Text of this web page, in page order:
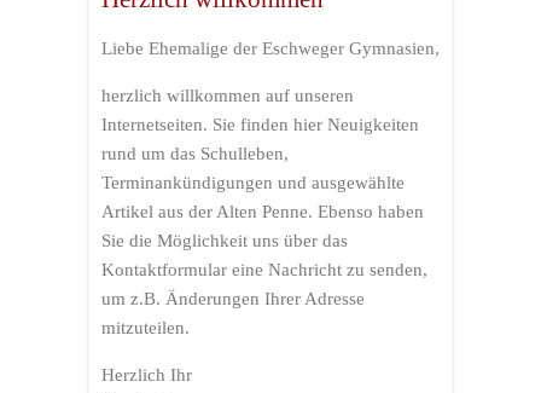
Liebe Ehemalige der Eschweger Gymnasien,
herzlich willkommen auf unseren
Internetseiten. Sie finden hier Neuigkeiten
rund um das Schulleben,
Terminankündigungen und ausgewählte
Artikel aus der Alten Penne. Ebenso haben
Sie die Möglichkeit uns über das
Kontaktformular eine Nachricht zu senden,
um z.B. Änderungen Ihrer Adresse
mitzuteilen.
Herzlich Ihr